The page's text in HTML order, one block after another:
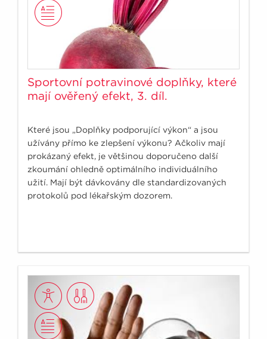
Sportovní potravinové doplňky, které
mají ověřený efekt, 3. díl.
Které jsou „Doplňky podporující výkon“ a jsou
užívány přímo ke zlepšení výkonu? Ačkoliv mají
prokázaný efekt, je většinou doporučeno další
zkoumání ohledně optimálního individuálního
užití. Mají být dávkovány dle standardizovaných
protokolů pod lékařským dozorem.